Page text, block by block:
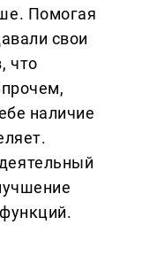
Помогая
свои
что
наличие